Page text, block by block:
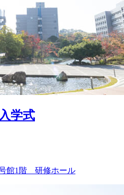
学式
館1階 研修ホール